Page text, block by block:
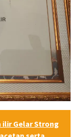
ilir Gelar Strong